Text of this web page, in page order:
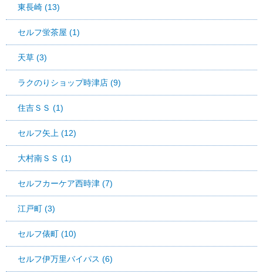
東長崎 (13)
セルフ蛍茶屋 (1)
天草 (3)
ラクのりショップ時津店 (9)
住吉ＳＳ (1)
セルフ矢上 (12)
大村南ＳＳ (1)
セルフカーケア西時津 (7)
江戸町 (3)
セルフ俵町 (10)
セルフ伊万里バイパス (6)